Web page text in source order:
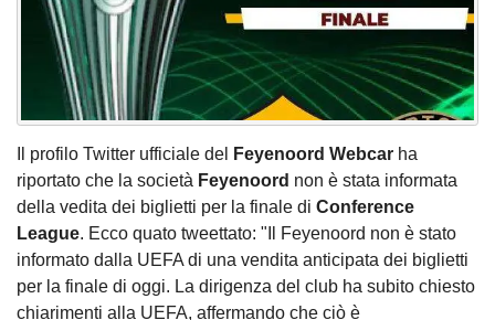
Il profilo Twitter ufficiale del Feyenoord Webcar ha
riportato che la società Feyenoord non è stata informata
della vedita dei biglietti per la finale di Conference
League. Ecco quato tweettato: "Il Feyenoord non è stato
informato dalla UEFA di una vendita anticipata dei biglietti
per la finale di oggi. La dirigenza del club ha subito chiesto
chiarimenti alla UEFA, affermando che ciò è